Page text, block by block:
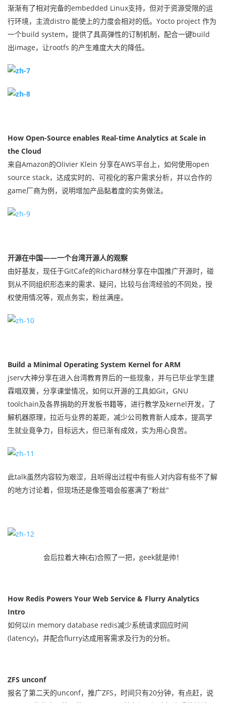
渐渐有了相对完备的embedded Linux支持，但对于资源受限的运
行环境，主流distro 能使上的力度会相对的低。Yocto project 作为
一个build system，提供了具高弹性的订制机制，配合一键build
出image，让rootfs 的产生难度大大的降低。
How​​ Open-Source enables Real-time Analytics at Scale in
the Cloud
来自Amazon的Olivier Klein 分享在AWS平台上，如何使用open
source stack，达成实时的、可视化的客户需求分析，并以合作的
game厂商为例，说明增加产品黏着度的实务做法。
开源在中国——一个台湾开源人的观察
由好基友，现任于GitCafe的Richard林分享在中国推广开源时，碰
到从不同组织形态来的需求、疑问，比较与台湾经验的不同处，授
权使用情况等，观点务实，粉丝满座。
Build a Minimal Operating System Kernel for ARM
jserv大神分享在进入台湾教育界后的一些现象，并与已毕业学生建
霖唱双簧，分享课堂情况，如何以开源的工具如Git，GNU
toolchain及各界捐助的开发板书籍等，进行教学及kernel开发，了
解机器原理，拉近与业界的差距，减少公司教育新人成本，提高学
生就业竟争力，目标远大，但已渐有成效，实为用心良苦。
此talk虽然内容较为艰涩，且听得出过程中有些人对内容有些不了解
的地方讨论着，但现场还是像签唱会般塞满了"粉丝"
会后拉着大神(右)合照了一把，geek就是帅！
How​​ Redis Powers Your Web Service & Flurry Analytics
Intro
如何以in memory database redis减少系统请求回应时间
(latency)，并配合flurry达成用客需求及行为的分析。
ZFS unconf
报名了第二天的unconf，推广ZFS，时间只有20分钟，有点赶，说